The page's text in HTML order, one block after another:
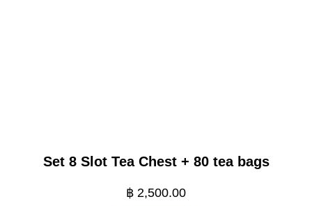
Set 8 Slot Tea Chest + 80 tea bags
฿ 2,500.00